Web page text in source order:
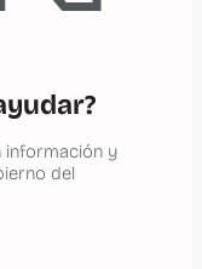
información y
del